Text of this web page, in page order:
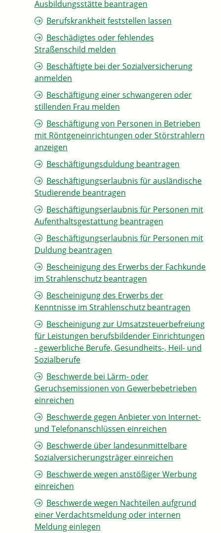
Ausbildungsstätte beantragen
Berufskrankheit feststellen lassen
Beschädigtes oder fehlendes
Straßenschild melden
Beschäftigte bei der Sozialversicherung
anmelden
Beschäftigung einer schwangeren oder
stillenden Frau melden
Beschäftigung von Personen in Betrieben
mit Röntgeneinrichtungen oder Störstrahlern
anzeigen
Beschäftigungsduldung beantragen
Beschäftigungserlaubnis für ausländische
Studierende beantragen
Beschäftigungserlaubnis für Personen mit
Aufenthaltsgestattung beantragen
Beschäftigungserlaubnis für Personen mit
Duldung beantragen
Bescheinigung des Erwerbs der Fachkunde
im Strahlenschutz beantragen
Bescheinigung des Erwerbs der
Kenntnisse im Strahlenschutz beantragen
Bescheinigung zur Umsatzsteuerbefreiung
für Leistungen berufsbildender Einrichtungen
- gewerbliche Berufe, Gesundheits-, Heil- und
Sozialberufe
Beschwerde bei Lärm- oder
Geruchsemissionen von Gewerbebetrieben
einreichen
Beschwerde gegen Anbieter von Internet-
und Telefonanschlüssen einreichen
Beschwerde über landesunmittelbare
Sozialversicherungsträger einreichen
Beschwerde wegen anstößiger Werbung
einreichen
Beschwerde wegen Nachteilen aufgrund
einer Verdachtsmeldung oder internen
Meldung einlegen